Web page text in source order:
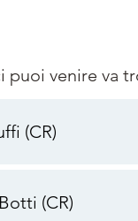
puoi venire va
(CR)
(CR)